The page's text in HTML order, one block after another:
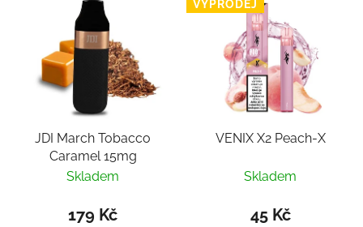
JDI March Tobacco
Caramel 15mg
Skladem
179 Kč
VÝPRODEJ
VENIX X2 Peach-X
Skladem
45 Kč